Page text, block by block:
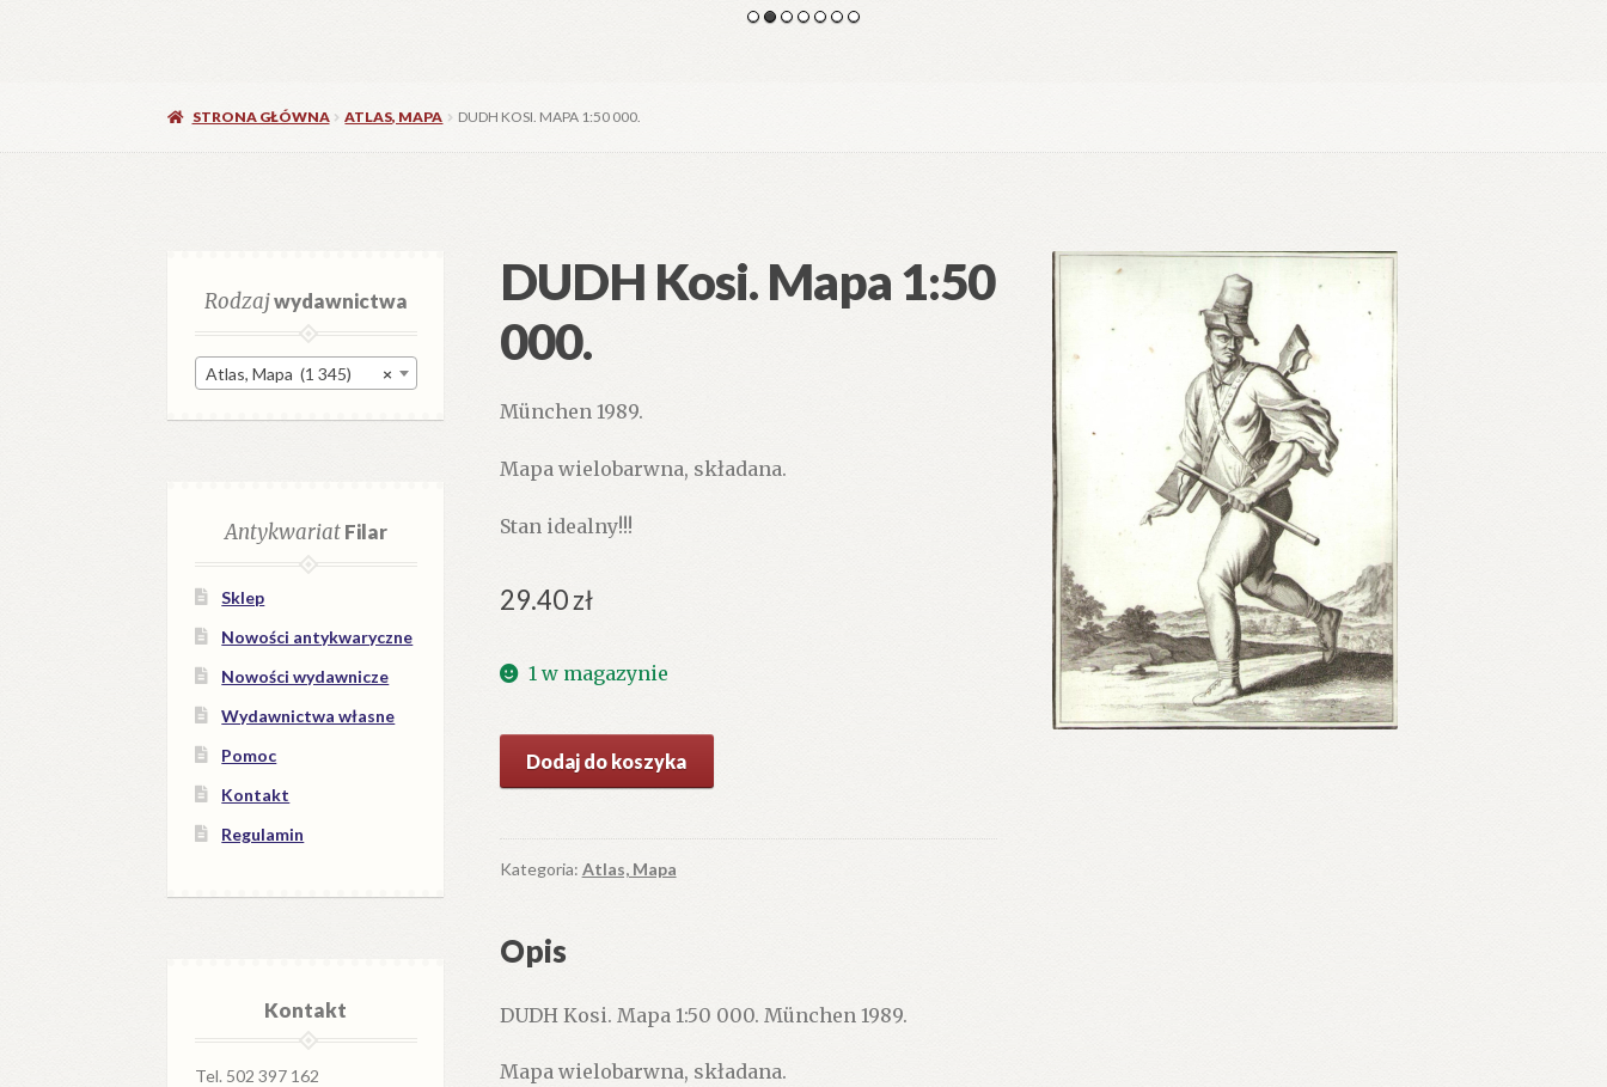
STRONA GŁÓWNA ATLAS, MAPA DUDH KOSI. MAPA 1:50 000.
DUDH Kosi. Mapa 1:50
000.
München 1989.
Mapa wielobarwna, składana.
Stan idealny!!!
29.40zł
1 w magazynie
DUDH
Mapa
1:50
Dodaj do koszyka
Kategoria: Atlas, Mapa
Opis
DUDH Kosi. Mapa 1:50 000. München 1989.
Mapa wielobarwna, składana.
Rodzajwydawnictwa
×
Atlas, Mapa (1 345)
AntykwariatFilar
Sklep
Nowości antykwaryczne
Nowości wydawnicze
Wydawnictwa własne
Pomoc
Kontakt
Regulamin
Kontakt
Tel. 502 397 162